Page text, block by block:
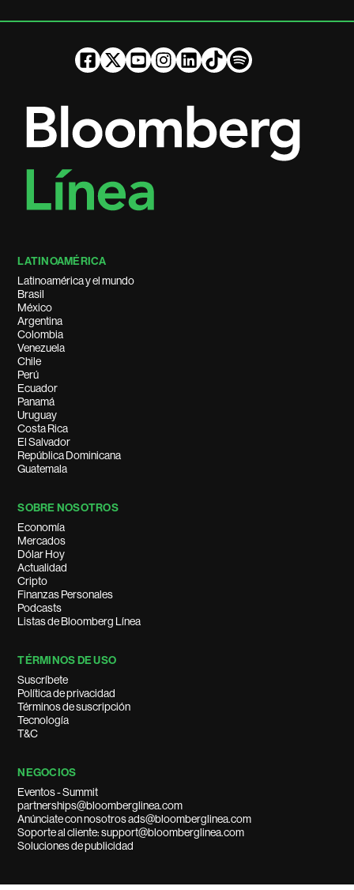
LATINOAMÉRICA
Latinoamérica y el mundo
Brasil
México
Argentina
Colombia
Venezuela
Chile
Perú
Ecuador
Panamá
Uruguay
Costa Rica
El Salvador
República Dominicana
Guatemala
SOBRE NOSOTROS
Economía
Mercados
Dólar Hoy
Actualidad
Cripto
Finanzas Personales
Podcasts
Listas de Bloomberg Línea
TÉRMINOS DE USO
Suscríbete
Política de privacidad
Términos de suscripción
Tecnología
T&C
NEGOCIOS
Eventos - Summit
partnerships@bloomberglinea.com
Anúnciate con nosotros ads@bloomberglinea.com
Soporte al cliente: support@bloomberglinea.com
Soluciones de publicidad